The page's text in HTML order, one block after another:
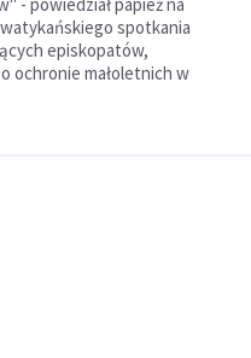
spotkania
episkopatów,
ochronie małoletnich w